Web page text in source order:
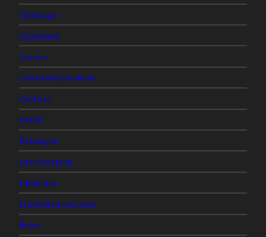
Chilango
Chistosos
Comics
Cuentos y poemas
Cultura
David
Debrayes
Diccionarios
Didáctico
Filosofisticaciones
Fotos